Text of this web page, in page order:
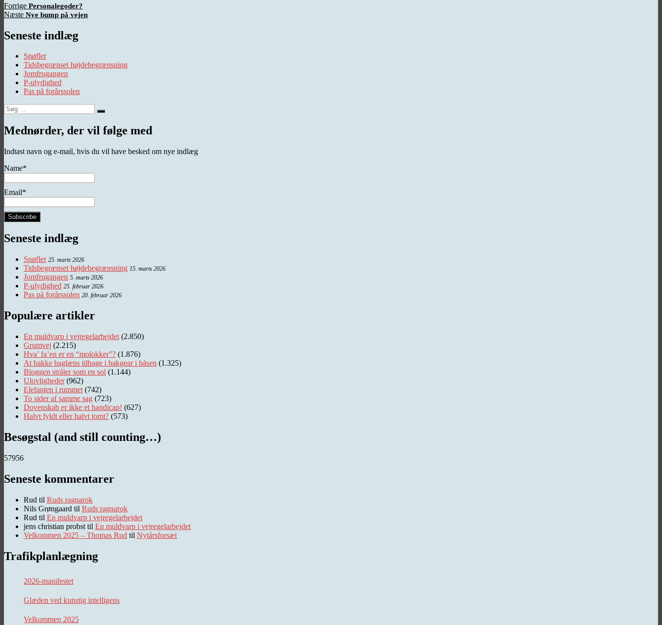
Indlægsnavigation
Forrige Forrige
indlæg:
Personalegoder?
Næste Næste
Nye bump på vejen
Seneste indlæg
Snøfler
Tidsbegrænset højdebegrænsning
Jomfrugangen
P-ulydighed
Pas på forårssolen
Søg
efter:
Søg
Mednørder, der vil følge med
Indtast navn og e-mail, hvis du vil have besked om nye indlæg
Name*
Email*
Seneste indlæg
Snøfler 25. marts 2026
Tidsbegrænset højdebegrænsning 15. marts 2026
Jomfrugangen 5. marts 2026
P-ulydighed 25. februar 2026
Pas på forårssolen 20. februar 2026
Populære artikler
En muldvarp i vejregelarbejdet (2.850)
Grumvej (2.215)
Hva’ fa’en er en “molokker”? (1.876)
At bakke baglæns tilbage i bakgear i båsen (1.325)
Bloggen stråler som en sol (1.144)
Ulovligheder (962)
Elefanten i rummet (742)
To sider af samme sag (723)
Dovenskab er ikke et handicap! (627)
Halvt fyldt eller halvt tomt? (573)
Besøgstal (and still counting…)
57956
Seneste kommentarer
Rud til Ruds ragnarok
Nils Grøngaard til Ruds ragnarok
Rud til En muldvarp i vejregelarbejdet
jens christian probst til En muldvarp i vejregelarbejdet
Velkommen 2025 – Thomas Rud til Nytårsforsæt
Trafikplanlægning
2026-manifestet
Glæden ved kunstig intelligens
Velkommen 2025